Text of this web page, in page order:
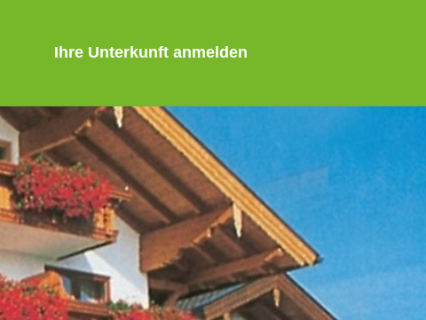
Ihre Unterkunft anmelden